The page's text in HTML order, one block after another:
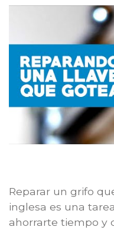
Reparar un grifo
inglesa es una
ahorrarte tiempo y